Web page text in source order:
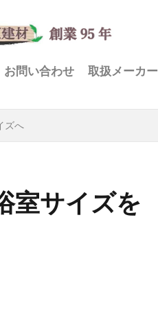
お問い合わせ 取扱メーカー
ズへ
室サイズを